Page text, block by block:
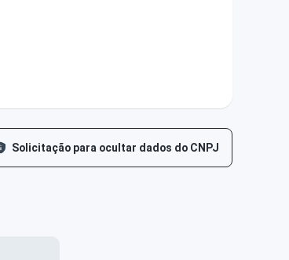
Solicitação para ocultar dados do CNPJ